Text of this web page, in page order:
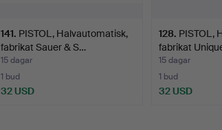
141. PISTOL, Halvautomatisk,
fabrikat Sauer & S…
15 dagar
1 bud
32 USD
128. PISTOL,
fabrikat
15 dagar
1 bud
32 USD